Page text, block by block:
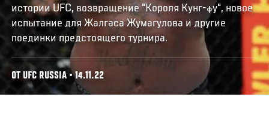
истории UFC, возвращение "Короля Кунг-фу", новое
испытание для Жалгаса Жумагулова и другие
поединки предстоящего турнира.
ОТ UFC RUSSIA • 14.11.22